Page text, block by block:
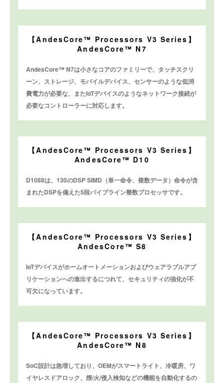
【AndesCore™ Processors V3 Series】
AndesCore™ N7
AndesCore™ N7は小さなコアのファミリーで、タッチスクリ
ーン、ストレージ、モバイルデバイス、センサーのような低消
費電力が必要な、またloTデバイスのようなネットワーク接続が
必要なコントローラーに対応します。
【AndesCore™ Processors V3 Series】
AndesCore™ D10
D1088は、130のDSP SIMD（単一命令、複数データ）命令が含
まれたDSPを備えた5段パイプライン整数プロセッサです。
【AndesCore™ Processors V3 Series】
AndesCore™ S8
IoTデバイスがホームオートメーションおよびウェアラブルアプ
リケーションへの進出するにつれて、セキュリティの強化が不
可欠になっています。
【AndesCore™ Processors V3 Series】
AndesCore™ N8
SoC設計は急増しており、OEMがスマートライト、冷暖房、ワ
イヤレスドアロック、煙/火/侵入検知などの機能を自動化するの